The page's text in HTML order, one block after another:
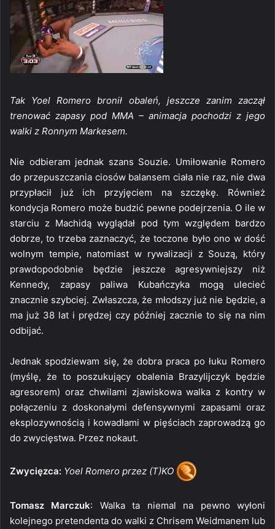
Tak Yoel Romero bronił obaleń, jeszcze zanim zaczął
trenować zapasy pod MMA – animacja pochodzi z jego
walki z Ronnym Markesem.
Nie odbieram jednak szans Souzie. Umiłowanie Romero
do przepuszczania ciosów balansem ciała nie raz, nie dwa
przypłacił już ich przyjęciem na szczękę. Również
kondycja Romero może budzić pewne podejrzenia. O ile w
starciu z Machidą wyglądał pod tym względem bardzo
dobrze, to trzeba zaznaczyć, że toczone było ono w dość
wolnym tempie, natomiast w rywalizacji z Souzą, który
prawdopodobnie będzie jeszcze agresywniejszy niż
Kennedy, zapasy paliwa Kubańczyka mogą ulecieć
znacznie szybciej. Zwłaszcza, że młodszy już nie będzie, a
ma już 38 lat i prędzej czy później zacznie to się na nim
odbijać.
Jednak spodziewam się, że dobra praca po łuku Romero
(myślę, że to poszukujący obalenia Brazylijczyk będzie
agresorem) oraz chwilami zjawiskowa walka z kontry w
połączeniu z doskonałymi defensywnymi zapasami oraz
eksplozywnością i kowadłami w pięściach zaprowadzą go
do zwycięstwa. Przez nokaut.
Zwycięzca: Yoel Romero przez (T)KO
Tomasz Marczuk: Walka ta niemal na pewno wyłoni
kolejnego pretendenta do walki z Chrisem Weidmanem lub